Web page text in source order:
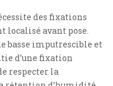
des fixations
localisé avant pose.
basse imputrescible et
d’une fixation
respecter la